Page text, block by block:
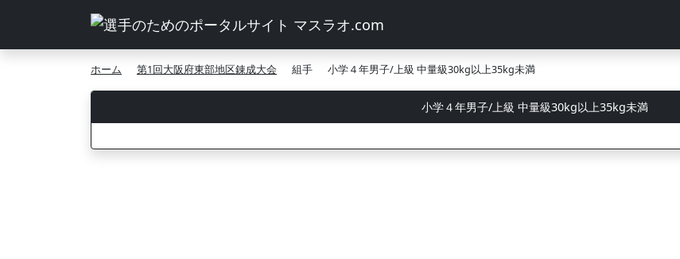
ホーム 第1回大阪府東部地区錬成大会 組手 小学４年男子/上級 中量級30kg以上35kg未満
小学４年男子/上級 中量級30kg以上35kg未満